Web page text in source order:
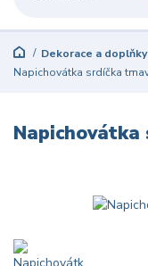
Dekorace a doplňky
Napichovátka srdíčka
Napichovátka